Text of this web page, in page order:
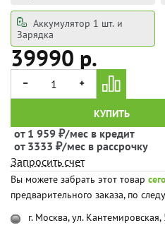
Аккумулятор 1 шт. и
Зарядка
39990 р.
КУПИТЬ
от 1 959 ₽/мес в кредит
от 3333 ₽/мес в рассрочку
Запросить счет
Вы можете забрать этот товар
предварительного заказа, по
г. Москва, ул.